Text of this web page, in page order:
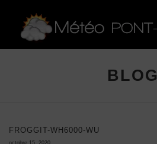
BLOG
FROGGIT-WH6000-WU
octobre 15, 2020